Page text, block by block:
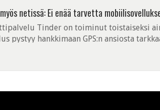
netissä: Ei enää tarvetta
Tinder on toiminut toistaiseksi
pystyy hankkimaan GPS:n ansiosta